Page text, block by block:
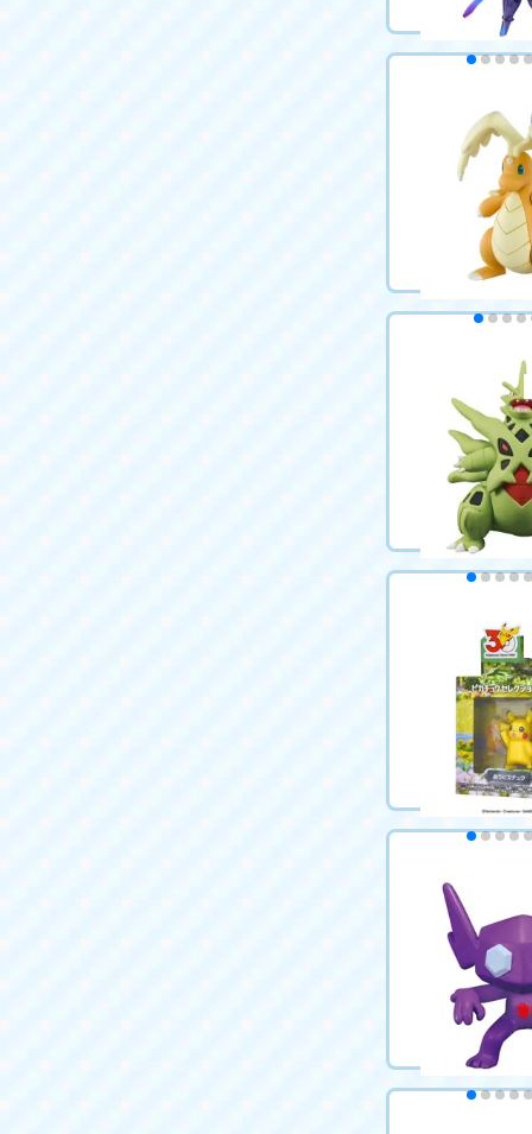
ゴーストテラ
1,650円（税込）
カート
ポケットモン
メガカイリュー
1,067円（税込）
カート
ポケットモン
メガバンギラス
1,067円（税込）
カート
ポケットモン
30周年記念 モ
ウセレクショ
715円（税込）
カート